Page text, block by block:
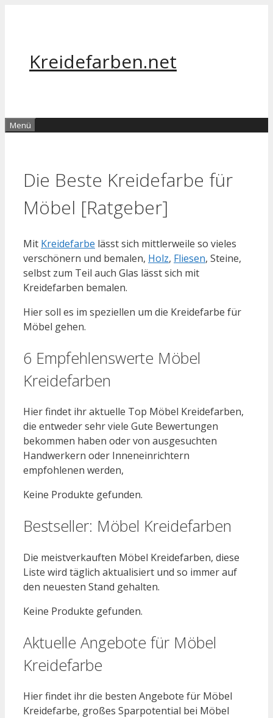
Kreidefarben.net
Menü
Die Beste Kreidefarbe für
Möbel [Ratgeber]
Mit Kreidefarbe lässt sich mittlerweile so vieles
verschönern und bemalen, Holz, Fliesen, Steine,
selbst zum Teil auch Glas lässt sich mit
Kreidefarben bemalen.
Hier soll es im speziellen um die Kreidefarbe für
Möbel gehen.
6 Empfehlenswerte Möbel
Kreidefarben
Hier findet ihr aktuelle Top Möbel Kreidefarben,
die entweder sehr viele Gute Bewertungen
bekommen haben oder von ausgesuchten
Handwerkern oder Inneneinrichtern
empfohlenen werden,
Keine Produkte gefunden.
Bestseller: Möbel Kreidefarben
Die meistverkauften Möbel Kreidefarben, diese
Liste wird täglich aktualisiert und so immer auf
den neuesten Stand gehalten.
Keine Produkte gefunden.
Aktuelle Angebote für Möbel
Kreidefarbe
Hier findet ihr die besten Angebote für Möbel
Kreidefarbe, großes Sparpotential bei Möbel